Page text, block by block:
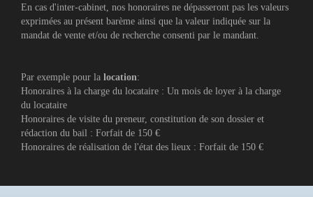
En cas d'inter-cabinet, nos honoraires ne dépasseront pas les valeurs
exprimées au présent barème ainsi que la valeur indiquée sur la
mandat de vente et/ou de recherche consenti par le mandant.
Par exemple pour la location:
Honoraires à la charge du locataire : Un mois de loyer à la charge
du locataire
Honoraires de visite du preneur, constitution de son dossier et
rédaction du bail : Forfait de 150 €
Honoraires de réalisation de l'état des lieux : Forfait de 150 €